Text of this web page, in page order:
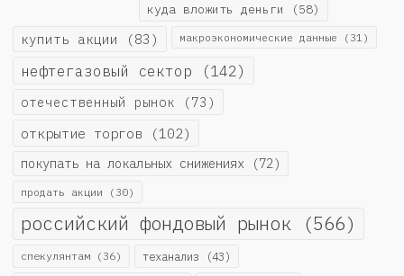
куда вложить деньги (58)
купить акции (83) макроэкономические данные (31)
нефтегазовый сектор (142)
отечественный рынок (73)
открытие торгов (102)
покупать на локальных снижениях (72)
продать акции (30)
российский фондовый рынок (566)
спекулянтам (36) теханализ (43)